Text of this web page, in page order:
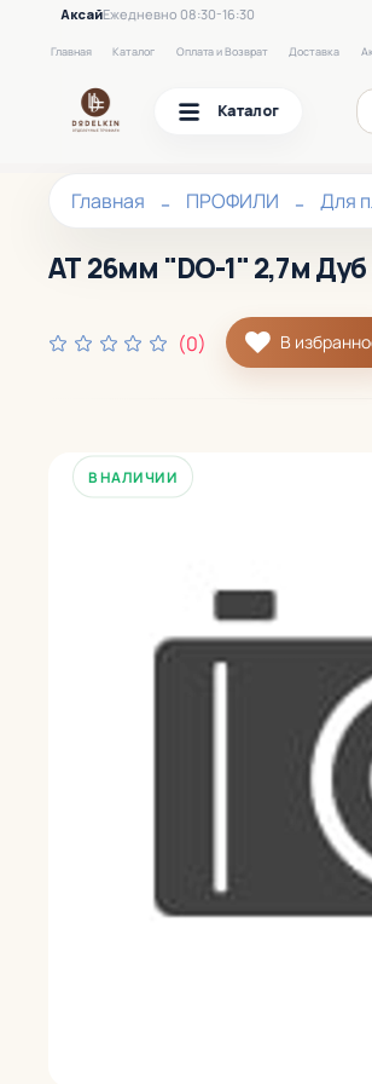
АксайЕжедневно 08:30-16:30
Главная Каталог Оплата и Возврат Доставка
Каталог
Главная ПРОФИЛИ Для
АТ 26мм "DO-1" 2,7м
(0) В
В НАЛИЧИИ